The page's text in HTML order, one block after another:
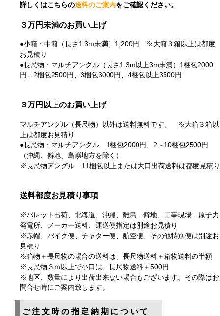
詳しくはこちらの送料のご案内をご確認ください。
３万円未満のお買い上げ
●小箱・中箱（長さ1.3m未満）1,200円 ※大箱３箱以上は都度
お見積り
●長尺物・マルチアングル（長さ1.3m以上3m未満）1梱包2000
円、2梱包2500円、3梱包3000円、4梱包以上3500円
３万円以上のお買い上げ
マルチアングル（長尺物）以外は送料無料です。 ※大箱３箱以
上は都度お見積り
●長尺物・マルチアングル 1梱包2000円、2～10梱包2500円
（沖縄、僻地、島嶼地方を除く）
※長尺物アングル 11梱包以上または大口出荷送料は都度見積り
送料都度お見積り事項
※パレット出荷、北海道、沖縄、離島、僻地、工事現場、原子力
発電所、メーカー送料、運送便指定は別途お見積り
※赤帽、バイク便、チャター便、航空便、その他特別便は別途お
見積り
※箱物＋長尺物の場合の送料は、長尺物送料＋箱物送料の半額
※長尺物３ｍ以上で小口は、長尺物送料＋500円
※地区、数量により出荷出来ない場合もございます。その際はお
問合せ時にご案内致します。
ご注文時の指定納期について